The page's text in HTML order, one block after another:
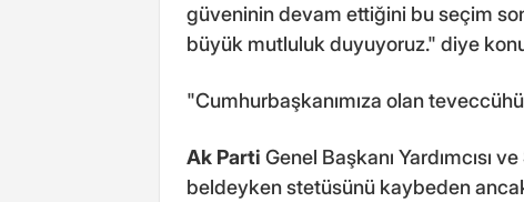
güveninin devam ettiğini bu seçim
büyük mutluluk duyuyoruz." diye
"Cumhurbaşkanımıza olan
Ak Parti Genel Başkanı Yardımcısı ve
beldeyken stetüsünü kaybeden